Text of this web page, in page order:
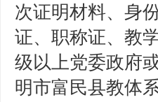
次证明材料、身
证、职称证、教
级以上党委政府
明市富民县教体